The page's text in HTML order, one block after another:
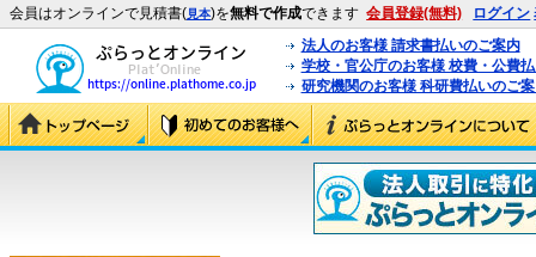
会員はオンラインで見積書(見本)を無料で作成できます 会員登録(無料) ログイン
法人のお客様 請求書払いのご案内
学校・官公庁のお客様 校費・公費
研究機関のお客様 科研費払いのご